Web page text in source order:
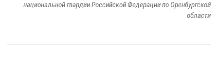
национальной гвардии Российской Федерации по Оренбургской
области